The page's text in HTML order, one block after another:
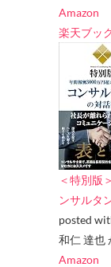
Amazon
楽天ブッ
＜特別版
ンサルタ
posted
和仁 達也
Amazon